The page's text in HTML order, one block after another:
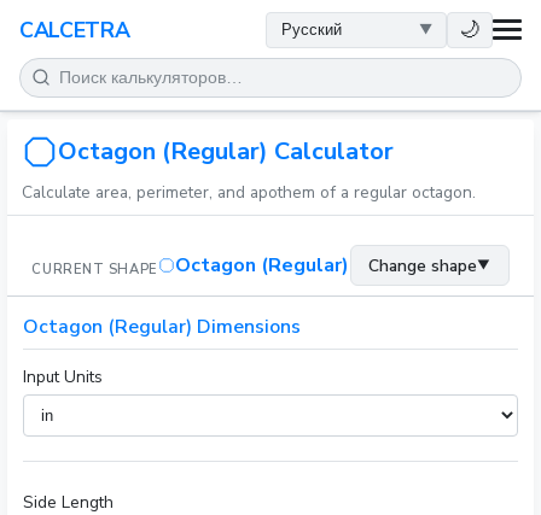
CALCETRA 🌙
МАТЕМАТИКА
ПРЕОБРАЗОВАНИЯ
НАУКА
ПОВСЕДНЕВНОЕ
ДРУГИЕ ИНСТРУМЕНТЫ
Octagon (Regular) Calculator
Calculate area, perimeter, and apothem of a regular octagon.
CURRENT SHAPE Octagon (Regular) Change shape▼
Octagon (Regular) Dimensions
Input Units
Side Length